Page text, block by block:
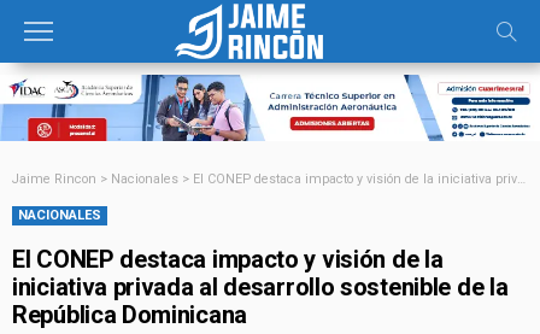
Jaime Rincon > Nacionales > El CONEP destaca impacto y visión de la iniciativa privada al desarrollo sostenible de la República Dominicana
NACIONALES
El CONEP destaca impacto y visión de la
iniciativa privada al desarrollo sostenible de la
República Dominicana